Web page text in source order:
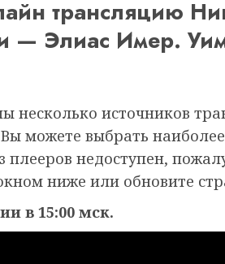
трансляцию
— Элиас Имер.
несколько источников
можете выбрать
недоступен,
ниже или обновите
в 15:00 мск.